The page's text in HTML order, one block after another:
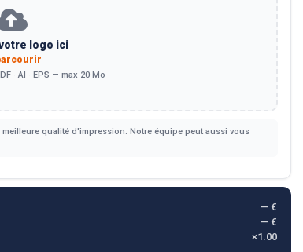
logo ici
· AI · EPS — max 20 Mo
qualité d'impression. Notre équipe peut aussi vous
— €
— €
×1.00